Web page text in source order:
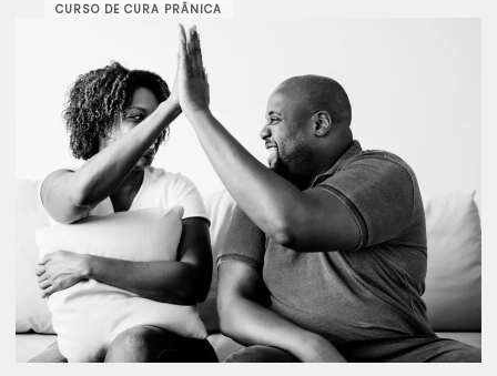
CURSO DE CURA PRÂNICA
CURSOS DE SAÚDE EM ANGOLA
DESENVOLVIMENTO PESSOAL
ENERGIA VITAL
EQUILÍBRIO ENERGÉTICO
ESPIRITUALIDADE E CURA
FORMAÇÃO EM CURA ENERGÉTICA
MEDITAÇAO
PRANA ANGOLA
PRANIC HEALING ANGOLA
PRANIC HEALING TRAINING
SAÚDE HOLÍSTICA
SAÚDE INTEGRATIVA
TERAPIA ALTERNATIVA
WORKSHOP HOLÍSTICO